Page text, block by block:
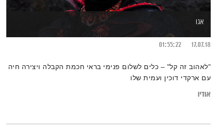
אגו
17.07.18
01:55:22
"לאהוב זה קל" – כלים לשלום פנימי בראי חכמת הקבלה ויצירה חיה
עם ארקדי דוכין ועמית שלו
אודיו